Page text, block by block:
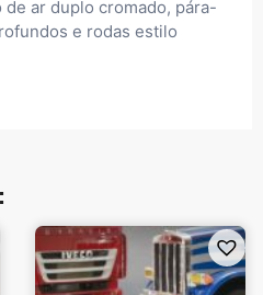
ar duplo cromado, pára-
e rodas estilo